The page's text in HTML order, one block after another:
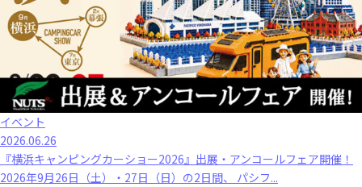
イベント
2026.06.26
『横浜キャンピングカーショー2026』出展・アンコールフェア開催！
2026年9月26日（土）・27日（日）の2日間、 パシフ...